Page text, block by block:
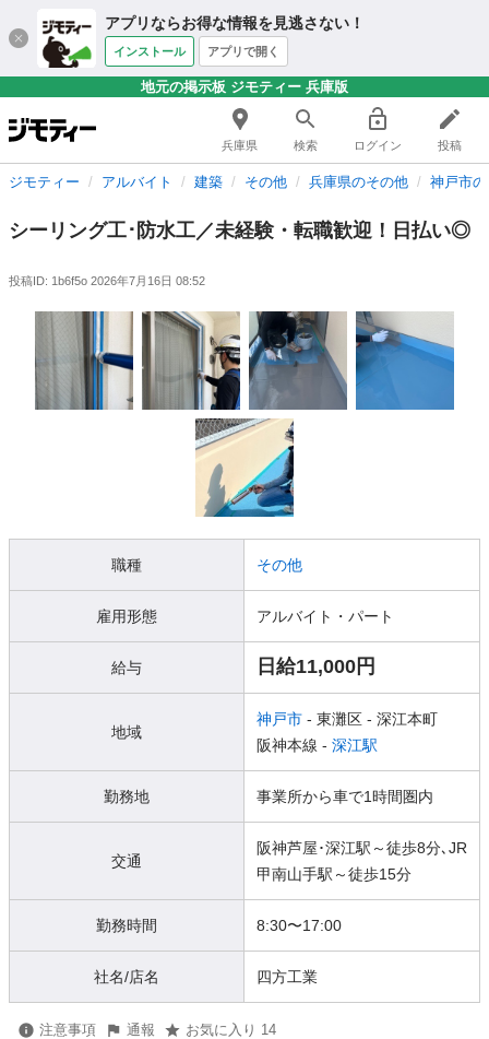
アプリならお得な情報を見逃さない！
インストール アプリで開く
地元の掲示板 ジモティー 兵庫版
兵庫県 検索 ログイン 投稿
ジモティー アルバイト 建築 その他 兵庫県のその他 神戸市
シーリング工･防水工／未経験・転職歓迎！日払い◎
投稿ID: 1b6f5o 2026年7月16日 08:52
職種 その他
雇用形態 アルバイト・パート
給与 日給11,000円
地域
神戸市 - 東灘区 - 深江本町
阪神本線 - 深江駅
勤務地 事業所から車で1時間圏内
交通
阪神芦屋･深江駅～徒歩8分､JR
甲南山手駅～徒歩15分
勤務時間 8:30〜17:00
社名/店名 四方工業
注意事項 通報 お気に入り 14